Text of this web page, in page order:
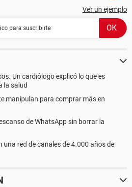
Ver un ejemplo
Un cardiólogo explicó lo que es
la salud
manipulan para comprar más en
de WhatsApp sin borrar la
una red de canales de 4.000 años de